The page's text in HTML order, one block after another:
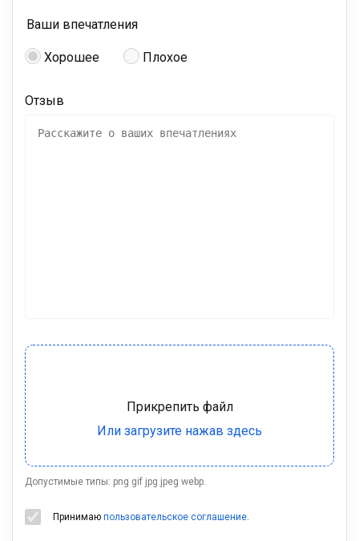
Ваши впечатления
Хорошее Плохое
Отзыв
Допустимые типы: png gif jpg jpeg webp.
Принимаю пользовательское соглашение.